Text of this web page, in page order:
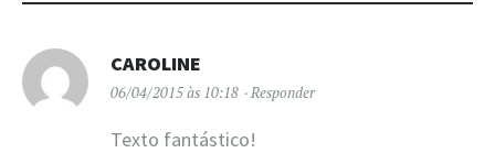
CAROLINE
06/04/2015 às 10:18 Responder
Texto fantástico!